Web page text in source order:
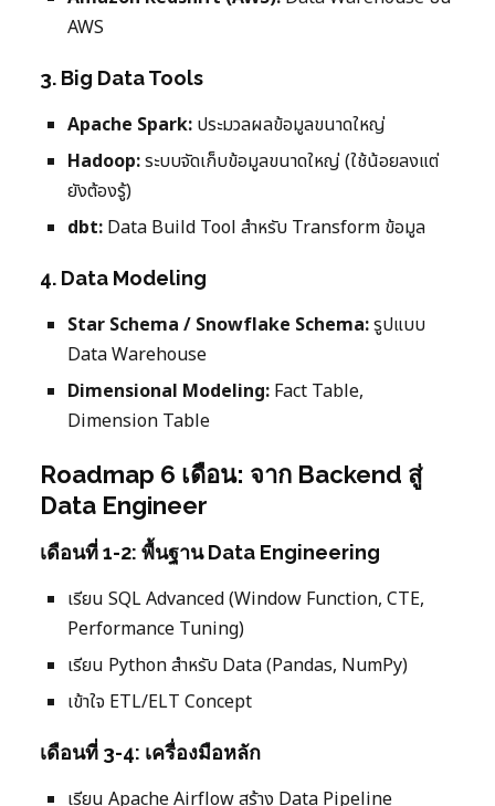
AWS
3. Big Data Tools
Apache Spark: ประมวลผลข้อมูลขนาดใหญ่
Hadoop:ระบบจัดเก็บข้อมูลขนาดใหญ่ (ใช้น้อยลงแต่
ยังต้องรู้)
dbt: Data Build Tool สำหรับ Transform ข้อมูล
4. Data Modeling
Star Schema / Snowflake Schema:รูปแบบ
Data Warehouse
Dimensional Modeling: Fact Table,
Dimension Table
Roadmap 6 เดือน: จาก Backend สู่
Data Engineer
เดือนที่ 1-2: พื้นฐาน Data Engineering
เรียน SQL Advanced (Window Function, CTE,
Performance Tuning)
เรียน Python สำหรับ Data (Pandas, NumPy)
เข้าใจ ETL/ELT Concept
เดือนที่ 3-4: เครื่องมือหลัก
เรียน Apache Airflow สร้าง Data Pipeline